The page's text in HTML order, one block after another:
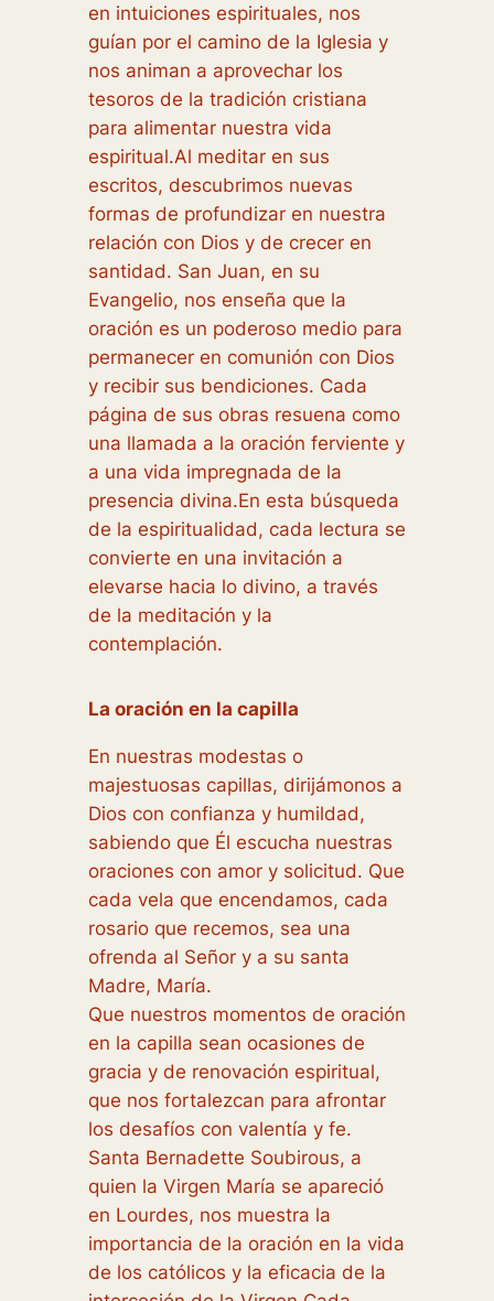
en intuiciones espirituales, nos
guían por el camino de la Iglesia y
nos animan a aprovechar los
tesoros de la tradición cristiana
para alimentar nuestra vida
espiritual.Al meditar en sus
escritos, descubrimos nuevas
formas de profundizar en nuestra
relación con Dios y de crecer en
santidad. San Juan, en su
Evangelio, nos enseña que la
oración es un poderoso medio para
permanecer en comunión con Dios
y recibir sus bendiciones. Cada
página de sus obras resuena como
una llamada a la oración ferviente y
a una vida impregnada de la
presencia divina.En esta búsqueda
de la espiritualidad, cada lectura se
convierte en una invitación a
elevarse hacia lo divino, a través
de la meditación y la
contemplación.
La oración en la capilla
En nuestras modestas o
majestuosas capillas, dirijámonos a
Dios con confianza y humildad,
sabiendo que Él escucha nuestras
oraciones con amor y solicitud. Que
cada vela que encendamos, cada
rosario que recemos, sea una
ofrenda al Señor y a su santa
Madre, María.
Que nuestros momentos de oración
en la capilla sean ocasiones de
gracia y de renovación espiritual,
que nos fortalezcan para afrontar
los desafíos con valentía y fe.
Santa Bernadette Soubirous, a
quien la Virgen María se apareció
en Lourdes, nos muestra la
importancia de la oración en la vida
de los católicos y la eficacia de la